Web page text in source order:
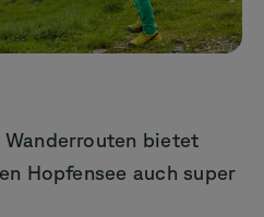
Wanderrouten bietet
Hopfensee auch super